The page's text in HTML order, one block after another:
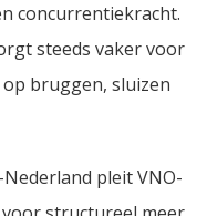
concurrentiekracht.
steeds vaker voor
bruggen, sluizen
pleit VNO-